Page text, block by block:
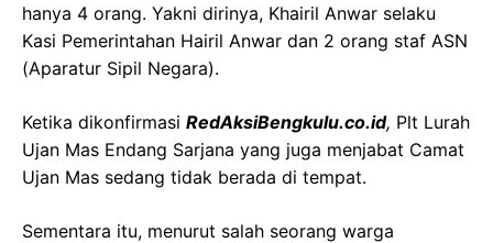
hanya 4 orang. Yakni dirinya, Khairil Anwar selaku
Kasi Pemerintahan Hairil Anwar dan 2 orang staf ASN
(Aparatur Sipil Negara).
Ketika dikonfirmasi RedAksiBengkulu.co.id, Plt Lurah
Ujan Mas Endang Sarjana yang juga menjabat Camat
Ujan Mas sedang tidak berada di tempat.
Sementara itu, menurut salah seorang warga